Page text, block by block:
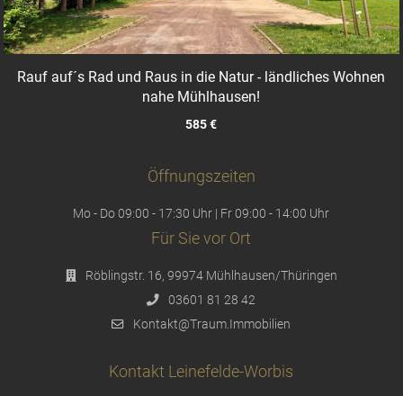
Rauf auf´s Rad und Raus in die Natur - ländliches Wohnen
nahe Mühlhausen!
585 €
Öffnungszeiten
Mo - Do 09:00 - 17:30 Uhr | Fr 09:00 - 14:00 Uhr
Für Sie vor Ort
Röblingstr. 16, 99974 Mühlhausen/Thüringen
03601 81 28 42
Kontakt@Traum.Immobilien
Kontakt Leinefelde-Worbis